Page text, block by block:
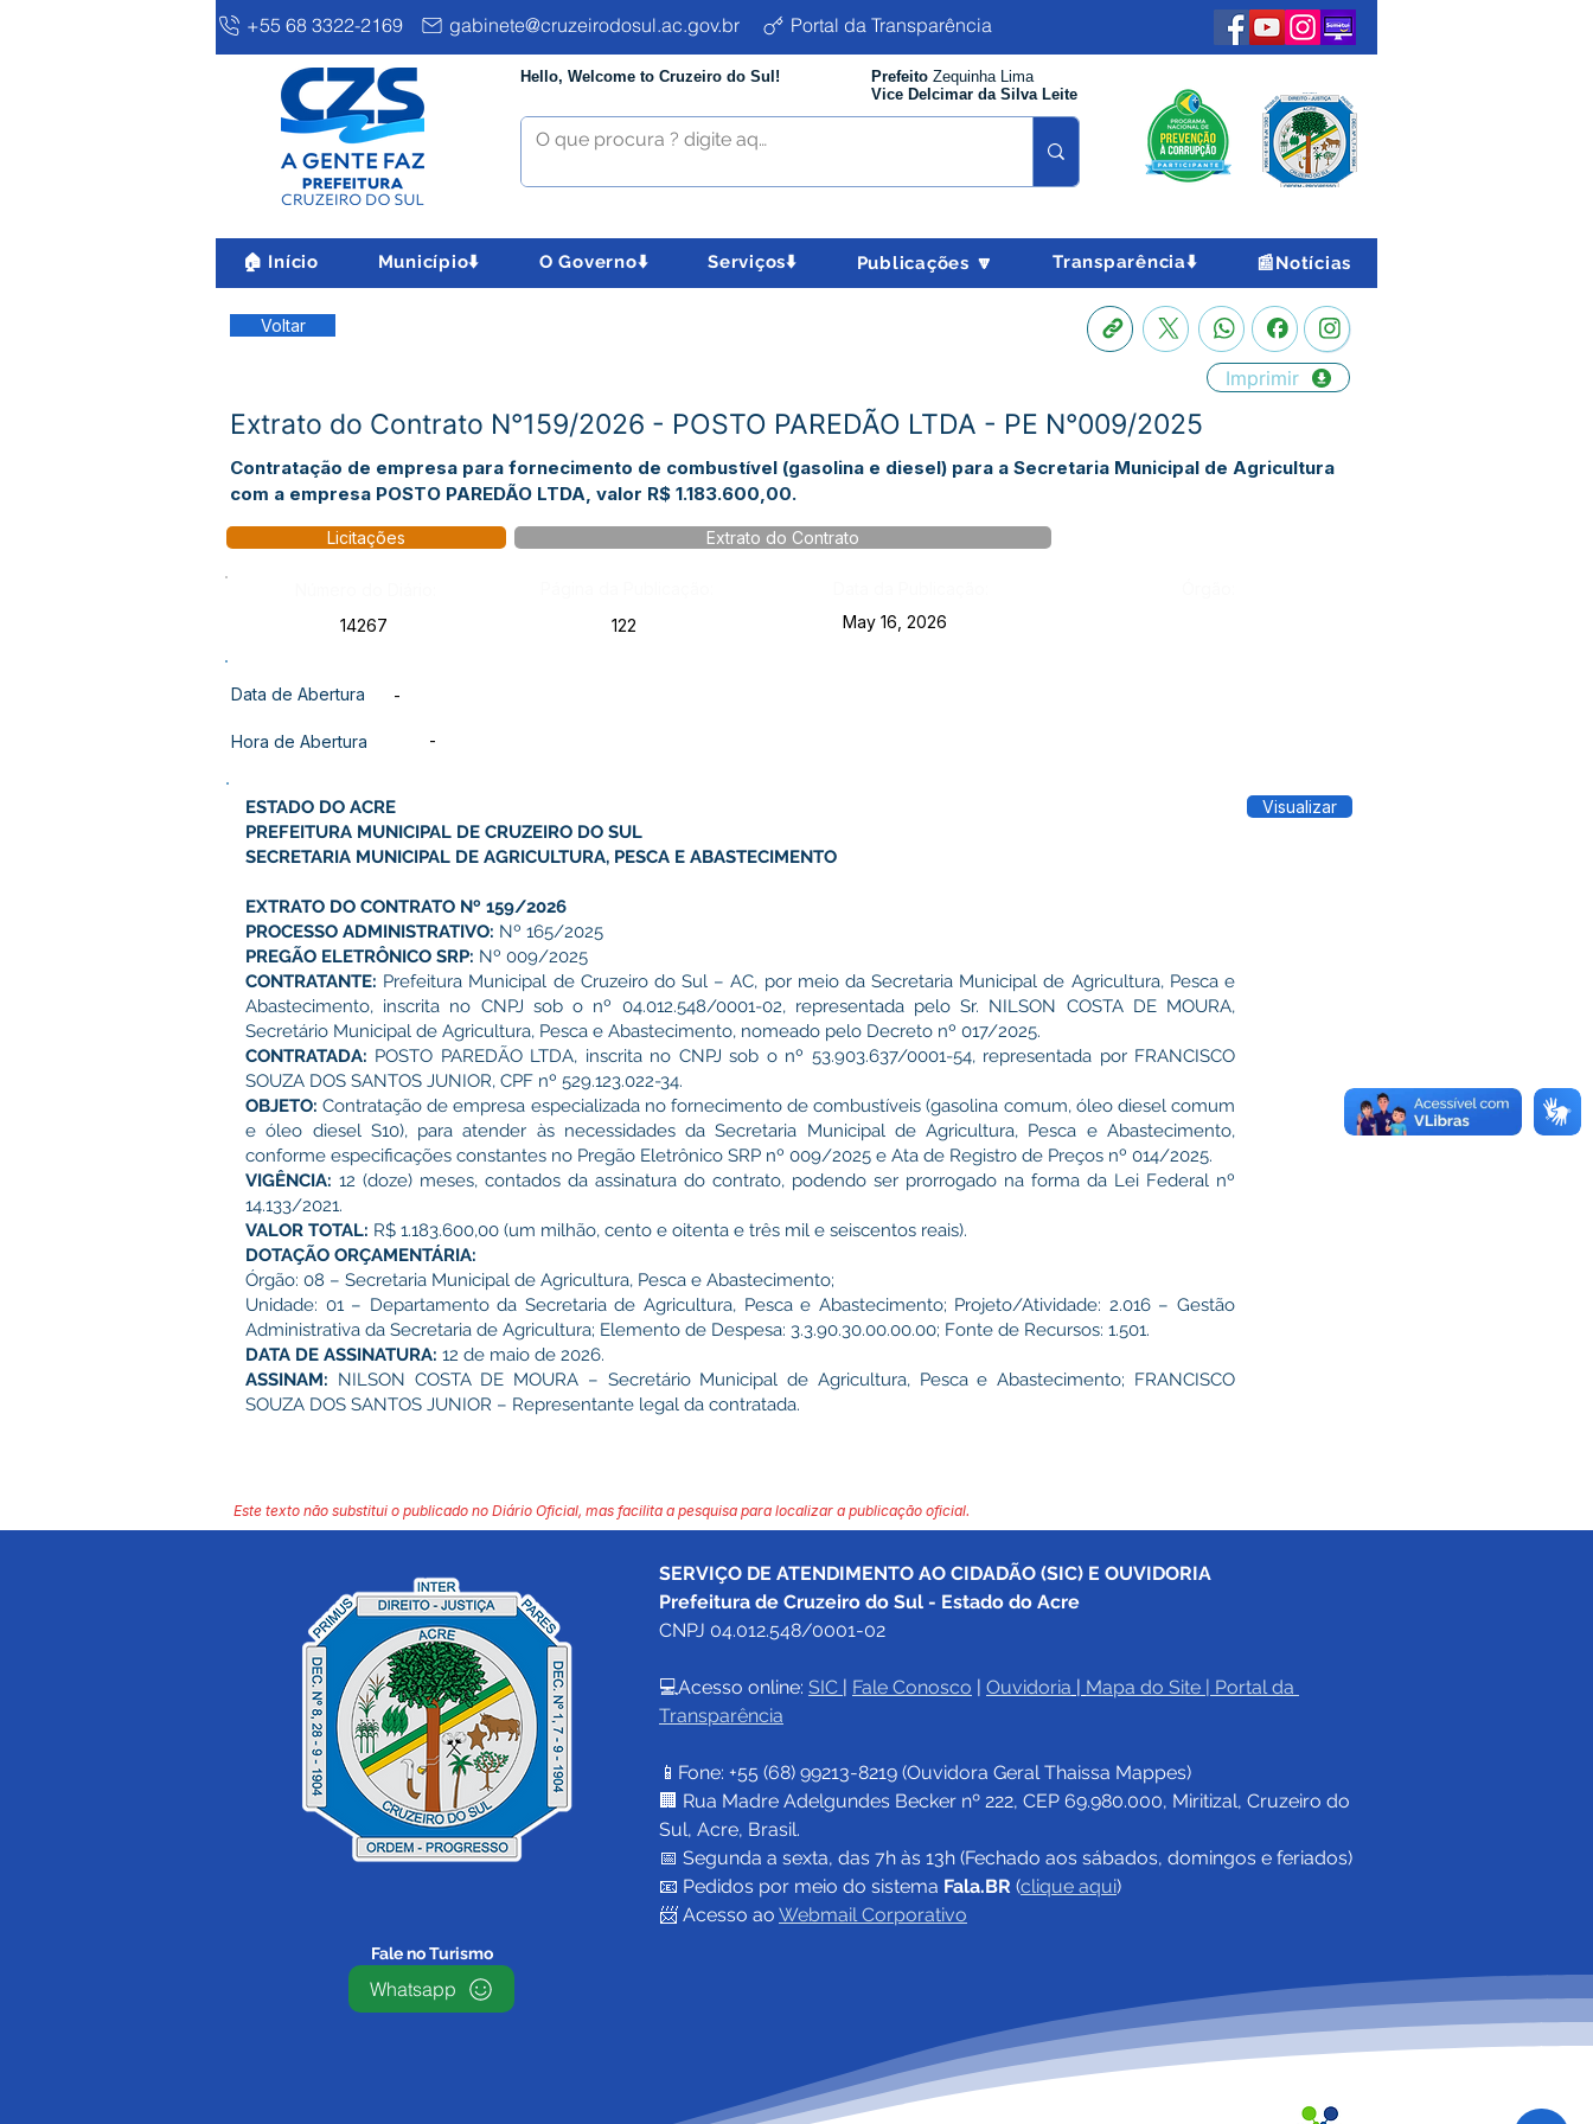
+55 68 3322-2169 gabinete@cruzeirodosul.ac.gov.br Portal da Transparência
Hello, Welcome to Cruzeiro do Sul! Prefeito Zequinha Lima
Vice Delcimar da Silva Leite
🏠 Início Município⬇️ O Governo⬇️ Serviços⬇️ Publicações 🔽 Transparência⬇️ 📰Notícias
Voltar
Imprimir
Extrato do Contrato N°159/2026 - POSTO PAREDÃO LTDA - PE N°009/2025
Contratação de empresa para fornecimento de combustível (gasolina e diesel) para a Secretaria Municipal de Agricultura
com a empresa POSTO PAREDÃO LTDA, valor R$ 1.183.600,00.
Licitações Extrato do Contrato
14267
122 May 16, 2026
Data de Abertura -
Hora de Abertura -
ESTADO DO ACRE
PREFEITURA MUNICIPAL DE CRUZEIRO DO SUL
SECRETARIA MUNICIPAL DE AGRICULTURA, PESCA E ABASTECIMENTO
EXTRATO DO CONTRATO Nº 159/2026
PROCESSO ADMINISTRATIVO: Nº 165/2025
PREGÃO ELETRÔNICO SRP: Nº 009/2025
CONTRATANTE: Prefeitura Municipal de Cruzeiro do Sul – AC, por meio da Secretaria Municipal de Agricultura, Pesca e
Abastecimento, inscrita no CNPJ sob o nº 04.012.548/0001-02, representada pelo Sr. NILSON COSTA DE MOURA,
Secretário Municipal de Agricultura, Pesca e Abastecimento, nomeado pelo Decreto nº 017/2025.
CONTRATADA: POSTO PAREDÃO LTDA, inscrita no CNPJ sob o nº 53.903.637/0001-54, representada por FRANCISCO
SOUZA DOS SANTOS JUNIOR, CPF nº 529.123.022-34.
OBJETO: Contratação de empresa especializada no fornecimento de combustíveis (gasolina comum, óleo diesel comum
e óleo diesel S10), para atender às necessidades da Secretaria Municipal de Agricultura, Pesca e Abastecimento,
conforme especificações constantes no Pregão Eletrônico SRP nº 009/2025 e Ata de Registro de Preços nº 014/2025.
VIGÊNCIA: 12 (doze) meses, contados da assinatura do contrato, podendo ser prorrogado na forma da Lei Federal nº
14.133/2021.
VALOR TOTAL: R$ 1.183.600,00 (um milhão, cento e oitenta e três mil e seiscentos reais).
DOTAÇÃO ORÇAMENTÁRIA:
Órgão: 08 – Secretaria Municipal de Agricultura, Pesca e Abastecimento;
Unidade: 01 – Departamento da Secretaria de Agricultura, Pesca e Abastecimento; Projeto/Atividade: 2.016 – Gestão
Administrativa da Secretaria de Agricultura; Elemento de Despesa: 3.3.90.30.00.00.00; Fonte de Recursos: 1.501.
DATA DE ASSINATURA: 12 de maio de 2026.
ASSINAM: NILSON COSTA DE MOURA – Secretário Municipal de Agricultura, Pesca e Abastecimento; FRANCISCO
SOUZA DOS SANTOS JUNIOR – Representante legal da contratada.
Visualizar
Este texto não substitui o publicado no Diário Oficial, mas facilita a pesquisa para localizar a publicação oficial.
SERVIÇO DE ATENDIMENTO AO CIDADÃO (SIC) E OUVIDORIA
Prefeitura de Cruzeiro do Sul - Estado do Acre
CNPJ 04.012.548/0001-02
💻Acesso online: SIC | Fale Conosco | Ouvidoria | Mapa do Site | Portal da
Transparência
📱Fone: +55 (68) 99213-8219 (Ouvidora Geral Thaissa Mappes)
🏢 Rua Madre Adelgundes Becker nº 222, CEP 69.980.000, Miritizal, Cruzeiro do
Sul, Acre, Brasil.
📅 Segunda a sexta, das 7h às 13h (Fechado aos sábados, domingos e feriados)
📧 Pedidos por meio do sistema Fala.BR (clique aqui)
📨 Acesso ao Webmail Corporativo
Fale no Turismo
Whatsapp